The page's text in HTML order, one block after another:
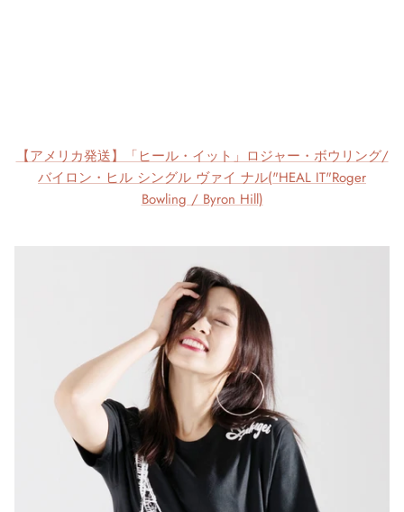
【アメリカ発送】「ヒール・イット」ロジャー・ボウリング/
バイロン・ヒル シングル ヴァイ ナル("HEAL IT"Roger
Bowling / Byron Hill)